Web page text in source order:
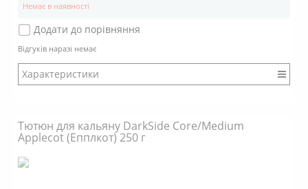
Немає в наявності
Додати до порівняння
Відгуків наразі немає
Характеристики
Смак: Насичений
Аромат: Солодкий
Аромат: Пряний
Аромат: Випічка
Тютюн для кальяну DarkSide Core/Medium
Applecot (Епплкот) 250 г